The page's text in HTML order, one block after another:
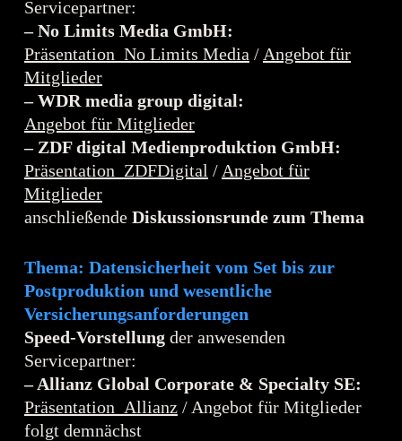
Servicepartner:
– No Limits Media GmbH:
Präsentation_No Limits Media / Angebot für
Mitglieder
– WDR media group digital:
Angebot für Mitglieder
– ZDF digital Medienproduktion GmbH:
Präsentation_ZDFDigital / Angebot für
Mitglieder
anschließende Diskussionsrunde zum Thema
Thema: Datensicherheit vom Set bis zur
Postproduktion und wesentliche
Versicherungsanforderungen
Speed-Vorstellungder anwesenden
Servicepartner:
– Allianz Global Corporate & Specialty SE:
Präsentation_Allianz/ Angebot für Mitglieder
folgt demnächst